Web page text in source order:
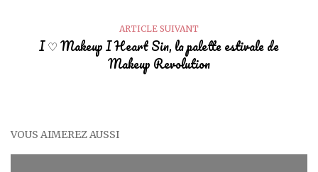
ARTICLE SUIVANT
I ♡ Makeup I Heart Sin, la palette estivale de
Makeup Revolution
VOUS AIMEREZ AUSSI